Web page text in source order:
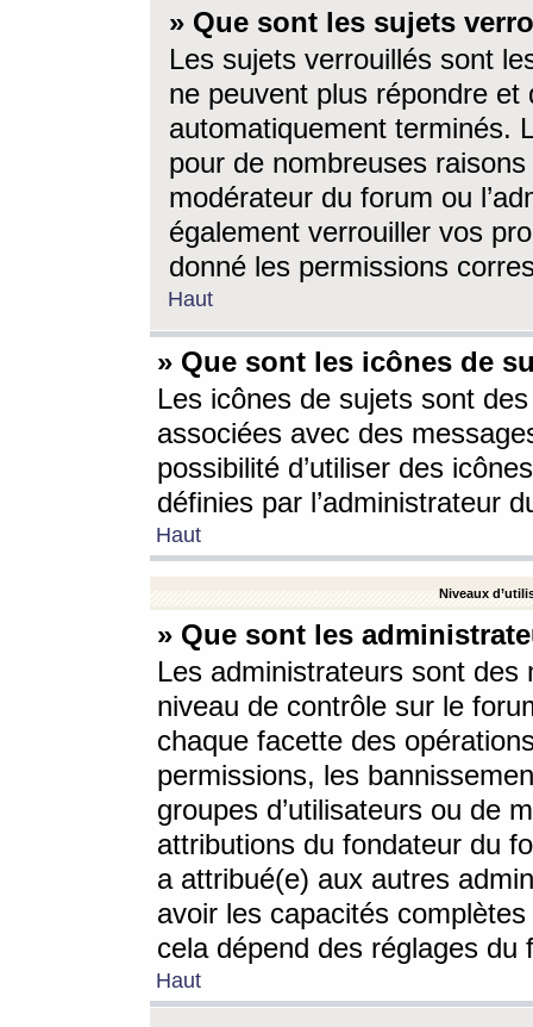
» Que sont les sujets
Les sujets verrouillés sont
ne peuvent plus répondre
automatiquement terminés.
pour de nombreuses
modérateur du forum ou
également verrouiller vos
donné les permissions
Haut
» Que sont les icônes de
Les icônes de sujets sont
associées avec des
possibilité d’utiliser des
définies par l’administrateur
Haut
Niveaux
» Que sont les
Les administrateurs sont
niveau de contrôle sur le
chaque facette des
permissions, les
groupes d’utilisateurs ou de
attributions du fondateur du
a attribué(e) aux autres
avoir les capacités
cela dépend des réglages du
Haut